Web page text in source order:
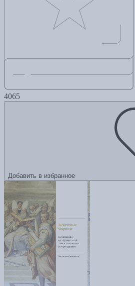
4065
Добавить в избранное